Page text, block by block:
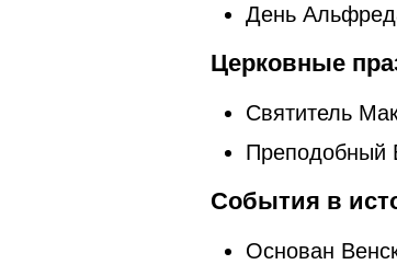
День
Церковные
​​Святитель
Преподобный
События в
Основан